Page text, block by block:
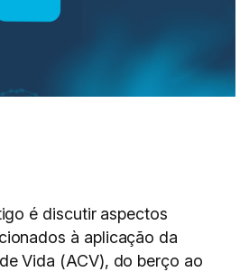
é discutir aspectos
à aplicação da
Vida (ACV), do berço ao